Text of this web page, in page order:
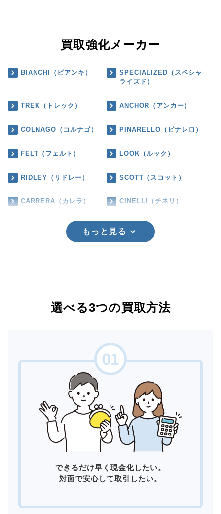
買取強化メーカー
BIANCHI（ビアンキ）
SPECIALIZED（スペシャ
ライズド）
TREK（トレック） ANCHOR（アンカー）
COLNAGO（コルナゴ） PINARELLO（ピナレロ）
FELT（フェルト） LOOK（ルック）
RIDLEY（リドレー） SCOTT（スコット）
CARRERA（カレラ） CINELLI（チネリ）
もっと見る
選べる3つの買取方法
できるだけ早く現金化したい。
対面で安心して取引したい。